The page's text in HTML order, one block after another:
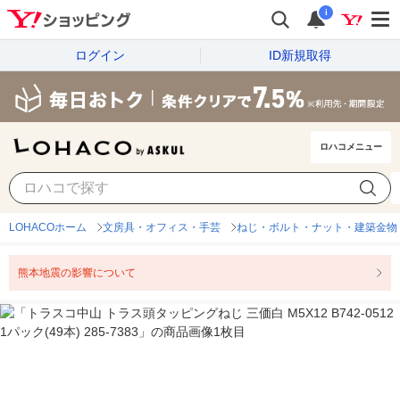
i
ログイン ID新規取得
ロハコメニュー
LOHACOホーム 文房具・オフィス・手芸 ねじ・ボルト・ナット・建築金物
熊本地震の影響について